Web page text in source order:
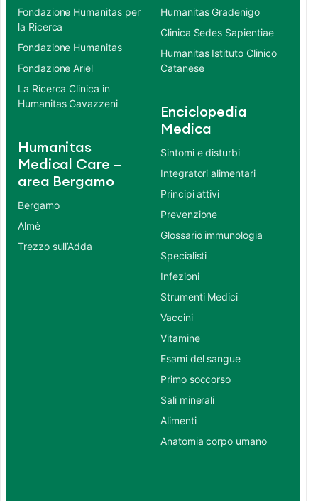
Fondazione Humanitas per
la Ricerca
Fondazione Humanitas
Fondazione Ariel
La Ricerca Clinica in
Humanitas Gavazzeni
Humanitas
Medical Care –
area Bergamo
Bergamo
Almè
Trezzo sull’Adda
Humanitas Gradenigo
Clinica Sedes Sapientiae
Humanitas Istituto Clinico
Catanese
Enciclopedia
Medica
Sintomi e disturbi
Integratori alimentari
Principi attivi
Prevenzione
Glossario immunologia
Specialisti
Infezioni
Strumenti Medici
Vaccini
Vitamine
Esami del sangue
Primo soccorso
Sali minerali
Alimenti
Anatomia corpo umano